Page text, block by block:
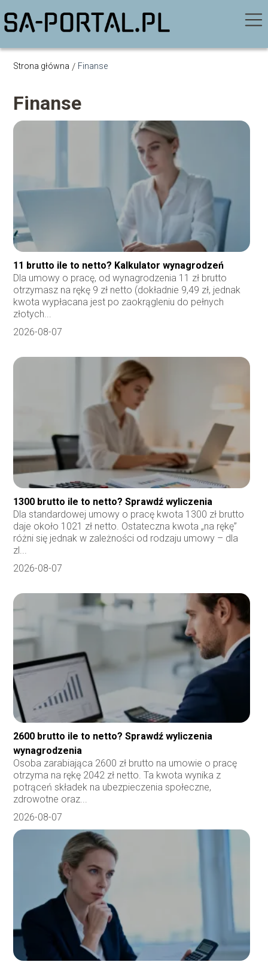
Strona główna / Finanse
Finanse
11 brutto ile to netto? Kalkulator wynagrodzeń
Dla umowy o pracę, od wynagrodzenia 11 zł brutto
otrzymasz na rękę 9 zł netto (dokładnie 9,49 zł, jednak
kwota wypłacana jest po zaokrągleniu do pełnych
złotych...
2026-08-07
1300 brutto ile to netto? Sprawdź wyliczenia
Dla standardowej umowy o pracę kwota 1300 zł brutto
daje około 1021 zł netto. Ostateczna kwota „na rękę”
różni się jednak w zależności od rodzaju umowy – dla
zl...
2026-08-07
2600 brutto ile to netto? Sprawdź wyliczenia
wynagrodzenia
Osoba zarabiająca 2600 zł brutto na umowie o pracę
otrzyma na rękę 2042 zł netto. Ta kwota wynika z
potrąceń składek na ubezpieczenia społeczne,
zdrowotne oraz...
2026-08-07